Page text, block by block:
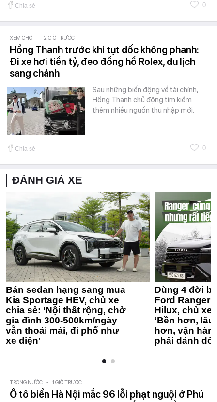
Chia sẻ 0
XEM CHƠI - 2 GIỜ TRƯỚC
Hồng Thanh trước khi tụt dốc không phanh:
Đi xe hơi tiền tỷ, đeo đồng hồ Rolex, du lịch
sang chảnh
Sau những biến động về tài chính,
Hồng Thanh chủ động tìm kiếm
thêm nhiều nguồn thu nhập mới.
Chia sẻ 0
ĐÁNH GIÁ XE
Bán sedan hạng sang mua
Kia Sportage HEV, chủ xe
chia sẻ: ‘Nội thất rộng, chở
gia đình 300-500km/ngày
vẫn thoải mái, đi phố như
xe điện’
Dùng 4 đời
Ford Ranger
Hilux, chủ xe
‘Bền hơn,
hơn, vận
phải đánh
TRONG NƯỚC - 1 GIỜ TRƯỚC
Ô tô biển Hà Nội mắc 96 lỗi phạt nguội ở Phú